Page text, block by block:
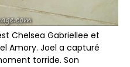
Chelsea Gabriellee et
Amory. Joel a capturé
torride. Son